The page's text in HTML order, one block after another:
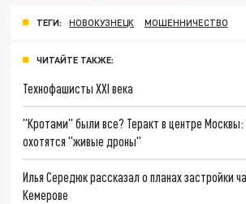
ТЕГИ: НОВОКУЗНЕЦК МОШЕННИЧЕСТВО
ЧИТАЙТЕ ТАКЖЕ:
Технофашисты XXI века
"Кротами" были все? Теракт в центре Москвы:
охотятся "живые дроны"
Илья Середюк рассказал о планах застройки
Кемерове